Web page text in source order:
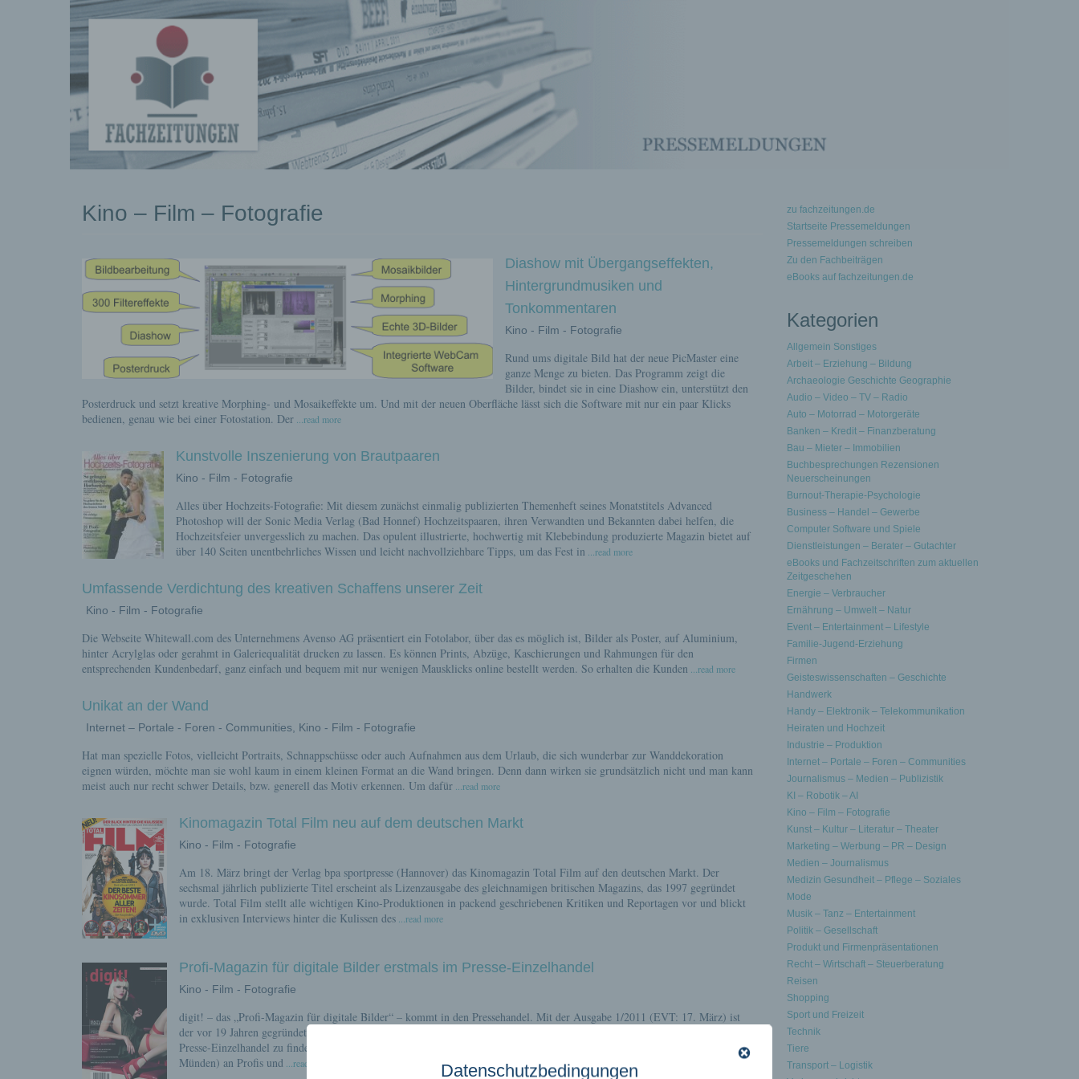
Pressemeldungen
Kino – Film – Fotografie
Diashow mit Übergangseffekten,
Hintergrundmusiken und
Tonkommentaren
Kino - Film - Fotografie
Rund ums digitale Bild hat der neue PicMaster eine
ganze Menge zu bieten. Das Programm zeigt die
Bilder, bindet sie in eine Diashow ein, unterstützt den
Posterdruck und setzt kreative Morphing- und Mosaikeffekte um. Und mit der neuen Oberfläche lässt sich die Software mit nur ein paar Klicks
bedienen, genau wie bei einer Fotostation. Der ...read more
Kunstvolle Inszenierung von Brautpaaren
Kino - Film - Fotografie
Alles über Hochzeits-Fotografie: Mit diesem zunächst einmalig publizierten Themenheft seines Monatstitels Advanced
Photoshop will der Sonic Media Verlag (Bad Honnef) Hochzeitspaaren, ihren Verwandten und Bekannten dabei helfen, die
Hochzeitsfeier unvergesslich zu machen. Das opulent illustrierte, hochwertig mit Klebebindung produzierte Magazin bietet auf
über 140 Seiten unentbehrliches Wissen und leicht nachvollziehbare Tipps, um das Fest in ...read more
Umfassende Verdichtung des kreativen Schaffens unserer Zeit
Kino - Film - Fotografie
Die Webseite Whitewall.com des Unternehmens Avenso AG präsentiert ein Fotolabor, über das es möglich ist, Bilder als Poster, auf Aluminium,
hinter Acrylglas oder gerahmt in Galeriequalität drucken zu lassen. Es können Prints, Abzüge, Kaschierungen und Rahmungen für den
entsprechenden Kundenbedarf, ganz einfach und bequem mit nur wenigen Mausklicks online bestellt werden. So erhalten die Kunden ...read more
Unikat an der Wand
Internet – Portale - Foren - Communities, Kino - Film - Fotografie
Hat man spezielle Fotos, vielleicht Portraits, Schnappschüsse oder auch Aufnahmen aus dem Urlaub, die sich wunderbar zur Wanddekoration
eignen würden, möchte man sie wohl kaum in einem kleinen Format an die Wand bringen. Denn dann wirken sie grundsätzlich nicht und man kann
meist auch nur recht schwer Details, bzw. generell das Motiv erkennen. Um dafür ...read more
Kinomagazin Total Film neu auf dem deutschen Markt
Kino - Film - Fotografie
Am 18. März bringt der Verlag bpa sportpresse (Hannover) das Kinomagazin Total Film auf den deutschen Markt. Der
sechsmal jährlich publizierte Titel erscheint als Lizenzausgabe des gleichnamigen britischen Magazins, das 1997 gegründet
wurde. Total Film stellt alle wichtigen Kino-Produktionen in packend geschriebenen Kritiken und Reportagen vor und blickt
in exklusiven Interviews hinter die Kulissen des ...read more
Profi-Magazin für digitale Bilder erstmals im Presse-Einzelhandel
Kino - Film - Fotografie
digit! – das „Profi-Magazin für digitale Bilder“ – kommt in den Pressehandel. Mit der Ausgabe 1/2011 (EVT: 17. März) ist
der vor 19 Jahren gegründete, bislang nur im Abonnement und in ausgewählten Fachgeschäften erhältliche Titel erstmals im
Presse-Einzelhandel zu finden. Mit dem zweimonatlich publizierten Magazin richtet sich die Klie Verlagsgesellschaft (Hann.
Münden) an Profis und ...read more
zu fachzeitungen.de
Startseite Pressemeldungen
Pressemeldungen schreiben
Zu den Fachbeiträgen
eBooks auf fachzeitungen.de
Kategorien
Allgemein Sonstiges
Arbeit – Erziehung – Bildung
Archaeologie Geschichte Geographie
Audio – Video – TV – Radio
Auto – Motorrad – Motorgeräte
Banken – Kredit – Finanzberatung
Bau – Mieter – Immobilien
Buchbesprechungen Rezensionen
Neuerscheinungen
Burnout-Therapie-Psychologie
Business – Handel – Gewerbe
Computer Software und Spiele
Dienstleistungen – Berater – Gutachter
eBooks und Fachzeitschriften zum aktuellen
Zeitgeschehen
Energie – Verbraucher
Ernährung – Umwelt – Natur
Event – Entertainment – Lifestyle
Familie-Jugend-Erziehung
Firmen
Geisteswissenschaften – Geschichte
Handwerk
Handy – Elektronik – Telekommunikation
Heiraten und Hochzeit
Industrie – Produktion
Internet – Portale – Foren – Communities
Journalismus – Medien – Publizistik
KI – Robotik – AI
Kino – Film – Fotografie
Kunst – Kultur – Literatur – Theater
Marketing – Werbung – PR – Design
Medien – Journalismus
Medizin Gesundheit – Pflege – Soziales
Mode
Musik – Tanz – Entertainment
Politik – Gesellschaft
Produkt und Firmenpräsentationen
Recht – Wirtschaft – Steuerberatung
Reisen
Shopping
Sport und Freizeit
Technik
Tiere
Transport – Logistik
Datenschutzbedingungen